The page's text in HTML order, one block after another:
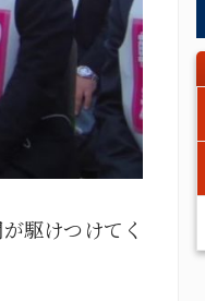
Posts
3月
15 4月
13 Posts 15 Posts
10月
15 Posts
11月
13 Posts
Posts
3月
17 4月
13 Posts 16 Posts
10月
19 Posts
11月
16 Posts
Posts
3月
17 4月
14 Posts 13 Posts
10月
16 Posts
11月
13 Posts
Posts
3月
14 4月
14 Posts 16 Posts
10月
13 Posts
11月
13 Posts
Posts
3月
14 4月
15 Posts 15 Posts
10月
17 Posts
11月
13 Posts
Posts
3月
15 4月
9 Posts 12 Posts
10月
12 Posts
11月
13 Posts
Posts
3月
14 4月
12 Posts 15 Posts
10月
13 Posts
11月
14 Posts
Posts
3月
12 4月
13 Posts 13 Posts
10月
14 Posts
11月
13 Posts
Posts
3月
14 4月
13 Posts 13 Posts
10月
13 Posts
11月
13 Posts
Posts
3月
15 4月
12 Posts 13 Posts
10月
11 Posts
11月
13 Posts
Posts
3月
1 4月
0 Posts 0 Posts
10月
0 Posts
11月
4 Posts
Posts
3月
0 4月
1 Post 0 Posts
10月
1 Post
11月
0 Posts
Post
3月
0 4月
0 Posts 0 Posts
10月
0 Posts
11月
1 Post
Posts
3月
3 4月
2 Posts 2 Posts
10月
7 Posts
11月
2 Posts
Posts
3月
0 4月
0 Posts 0 Posts
10月
2 Posts
11月
6 Posts
Posts
3月
0 4月
0 Posts 0 Posts
10月
0 Posts
11月
0 Posts
駆けつけてく